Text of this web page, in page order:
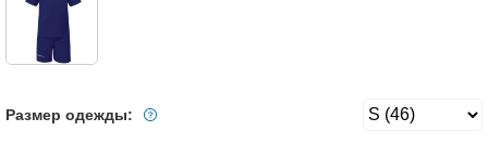
Размер одежды: